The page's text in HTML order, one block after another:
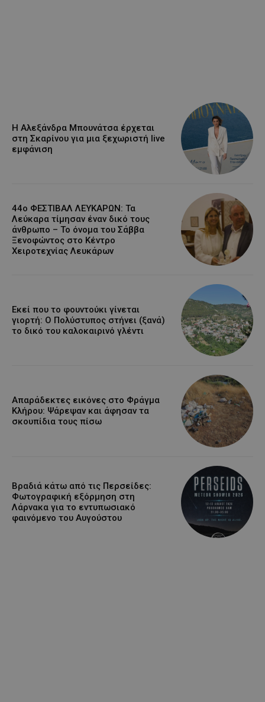
Η Αλεξάνδρα Μπουνάτσα έρχεται
στη Σκαρίνου για μια ξεχωριστή live
εμφάνιση
44ο ΦΕΣΤΙΒΑΛ ΛΕΥΚΑΡΩΝ: Τα
Λεύκαρα τίμησαν έναν δικό τους
άνθρωπο – Το όνομα του Σάββα
Ξενοφώντος στο Κέντρο
Χειροτεχνίας Λευκάρων
Εκεί που το φουντούκι γίνεται
γιορτή: Ο Πολύστυπος στήνει (ξανά)
το δικό του καλοκαιρινό γλέντι
Απαράδεκτες εικόνες στο Φράγμα
Κλήρου: Ψάρεψαν και άφησαν τα
σκουπίδια τους πίσω
Βραδιά κάτω από τις Περσείδες:
Φωτογραφική εξόρμηση στη
Λάρνακα για το εντυπωσιακό
φαινόμενο του Αυγούστου